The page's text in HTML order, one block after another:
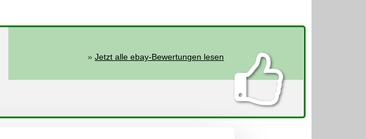
»Jetzt alle ebay-Bewertungen lesen